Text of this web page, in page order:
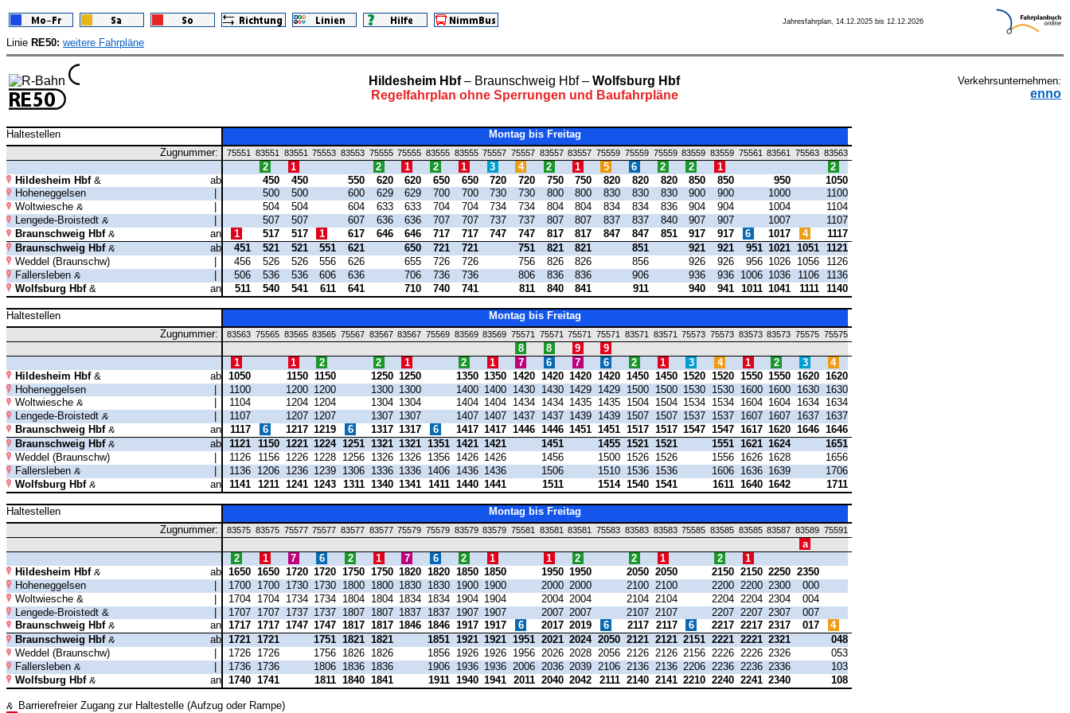
Jahresfahrplan, 14.12.2025 bis 12.12.2026
Linie RE50: weitere Fahrpläne
Hildesheim Hbf– Braunschweig Hbf – Wolfsburg Hbf
Regelfahrplan ohne Sperrungen und Baufahrpläne
Verkehrsunternehmen:
enno
Haltestellen
Montag bis Freitag
Zugnummer:
75551 83551 83551 75553 83553 75555 75555 83555 83555 75557 75557 83557 83557 75559 75559 75559 83559 83559 75561 83561 75563 83563
2 1 2 1 2 1 3 4 2 1 5 6 2 2 1
2
Hildesheim Hbf
ab 450 450 550 620 620 650 650 720 720 750 750 820 820 820 850 850 950
1050
Hoheneggelsen
500 500 600 629 629 700 700 730 730 800 800 830 830 830 900 900 1000
1100
Woltwiesche
504 504 604 633 633 704 704 734 734 804 804 834 834 836 904 904 1004
1104
Lengede-Broistedt
507 507 607 636 636 707 707 737 737 807 807 837 837 840 907 907 1007
1107
Braunschweig Hbf
an 1 517 517 1 617 646 646 717 717 747 747 817 817 847 847 851 917 917 6 1017 4
1117
Braunschweig Hbf
ab 451 521 521 551 621 650 721 721 751 821 821 851 921 921 951 1021 1051
1121
Weddel (Braunschw)
456 526 526 556 626 655 726 726 756 826 826 856 926 926 956 1026 1056
1126
Fallersleben
506 536 536 606 636 706 736 736 806 836 836 906 936 936 1006 1036 1106
1136
Wolfsburg Hbf
an 511 540 541 611 641 710 740 741 811 840 841 911 940 941 1011 1041 1111 1140
Haltestellen
Montag bis Freitag
Zugnummer:
83563 75565 83565 83565 75567 83567 83567 75569 83569 83569 75571 75571 75571 75571 83571 83571 75573 75573 83573 83573 75575 75575
8 8 9
9
1
1 2 2 1 2 1 7 6 7 6 2 1 3 4 1 2 3
4
Hildesheim Hbf
ab 1050 1150 1150 1250 1250 1350 1350 1420 1420 1420 1420 1450 1450 1520 1520 1550 1550 1620 1620
Hoheneggelsen
| 1100 1200 1200 1300 1300 1400 1400 1430 1430 1429 1429 1500 1500 1530 1530 1600 1600 1630
1630
Woltwiesche
1104 1204 1204 1304 1304 1404 1404 1434 1434 1435 1435 1504 1504 1534 1534 1604 1604 1634
1634
Lengede-Broistedt
1107 1207 1207 1307 1307 1407 1407 1437 1437 1439 1439 1507 1507 1537 1537 1607 1607 1637
1637
Braunschweig Hbf
an 1117 6 1217 1219 6 1317 1317 6 1417 1417 1446 1446 1451 1451 1517 1517 1547 1547 1617 1620 1646 1646
Braunschweig Hbf
ab 1121 1150 1221 1224 1251 1321 1321 1351 1421 1421 1451 1455 1521 1521 1551 1621 1624
1651
Weddel (Braunschw)
1126 1156 1226 1228 1256 1326 1326 1356 1426 1426 1456 1500 1526 1526 1556 1626 1628
1656
Fallersleben
1136 1206 1236 1239 1306 1336 1336 1406 1436 1436 1506 1510 1536 1536 1606 1636 1639
1706
Wolfsburg Hbf
an 1141 1211 1241 1243 1311 1340 1341 1411 1440 1441 1511 1514 1540 1541 1611 1640 1642 1711
Haltestellen
Montag bis Freitag
Zugnummer:
83575 83575 75577 75577 83577 83577 75579 75579 83579 83579 75581 83581 83581 75583 83583 83583 75585 83585 83585 83587 83589 75591
a
2
1 7 6 2 1 7 6 2 1 1 2 2 1 2
1
Hildesheim Hbf
ab 1650 1650 1720 1720 1750 1750 1820 1820 1850 1850 1950 1950 2050 2050 2150 2150 2250 2350
Hoheneggelsen
| 1700 1700 1730 1730 1800 1800 1830 1830 1900 1900 2000 2000 2100 2100 2200 2200 2300
000
Woltwiesche
| 1704 1704 1734 1734 1804 1804 1834 1834 1904 1904 2004 2004 2104 2104 2204 2204 2304
004
Lengede-Broistedt
| 1707 1707 1737 1737 1807 1807 1837 1837 1907 1907 2007 2007 2107 2107 2207 2207 2307
007
Braunschweig Hbf
an 1717 1717 1747 1747 1817 1817 1846 1846 1917 1917 6 2017 2019 6 2117 2117 6 2217 2217 2317 017
4
Braunschweig Hbf
ab 1721 1721 1751 1821 1821 1851 1921 1921 1951 2021 2024 2050 2121 2121 2151 2221 2221 2321
048
Weddel (Braunschw)
1726 1726 1756 1826 1826 1856 1926 1926 1956 2026 2028 2056 2126 2126 2156 2226 2226 2326
053
Fallersleben
1736 1736 1806 1836 1836 1906 1936 1936 2006 2036 2039 2106 2136 2136 2206 2236 2236 2336
103
Wolfsburg Hbf
an 1740 1741 1811 1840 1841 1911 1940 1941 2011 2040 2042 2111 2140 2141 2210 2240 2241 2340 108
Barrierefreier Zugang zur Haltestelle (Aufzug oder Rampe)